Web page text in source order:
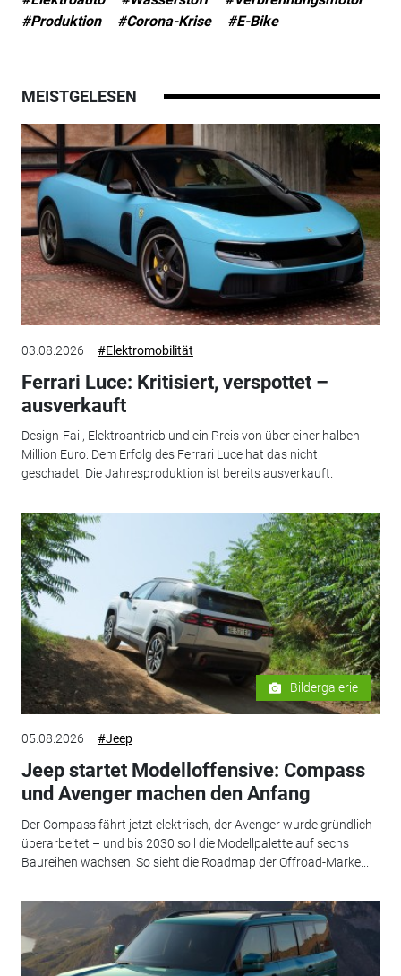
#Produktion
#Corona-Krise #E-Bike
MEISTGELESEN
03.08.2026 #Elektromobilität
Ferrari Luce: Kritisiert, verspottet –
ausverkauft
Design-Fail, Elektroantrieb und ein Preis von über einer halben
Million Euro: Dem Erfolg des Ferrari Luce hat das nicht
geschadet. Die Jahresproduktion ist bereits ausverkauft.
Bildergalerie
05.08.2026 #Jeep
Jeep startet Modelloffensive: Compass
und Avenger machen den Anfang
Der Compass fährt jetzt elektrisch, der Avenger wurde gründlich
überarbeitet – und bis 2030 soll die Modellpalette auf sechs
Baureihen wachsen. So sieht die Roadmap der Offroad-Marke...